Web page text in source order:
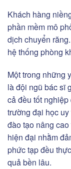
Khách hàng
phần mềm mô
dịch chuyển
hệ thống phòng
Một trong những
là đội ngũ bác sĩ
cả đều tốt
trường đại học
đào tạo nâng
hiện đại nhằm
phức tạp đều
quả bền lâu.